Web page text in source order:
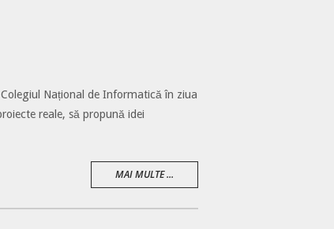
Național de Informatică în ziua
reale, să propună idei
MAI MULTE ...